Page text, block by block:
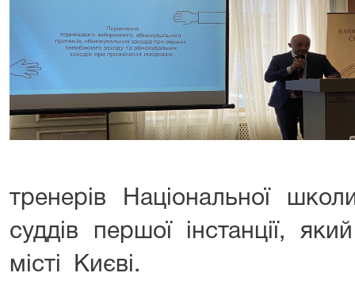
тренерів Національної
суддів першої інстанції,
місті Києві.